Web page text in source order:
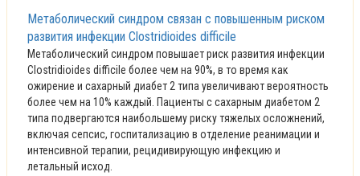
Метаболический синдром связан с повышенным риском
развития инфекции Clostridioides difficile
Метаболический синдром повышает риск развития инфекции
Clostridioides difficile более чем на 90%, в то время как
ожирение и сахарный диабет 2 типа увеличивают вероятность
более чем на 10% каждый. Пациенты с сахарным диабетом 2
типа подвергаются наибольшему риску тяжелых осложнений,
включая сепсис, госпитализацию в отделение реанимации и
интенсивной терапии, рецидивирующую инфекцию и
летальный исход.